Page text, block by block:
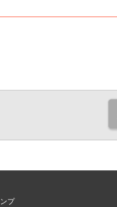
プ